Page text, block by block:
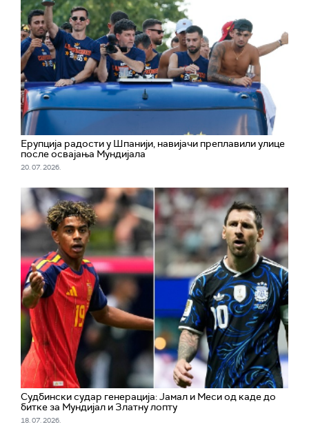
Ерупција радости у Шпанији, навијачи преплавили улице
после освајања Мундијала
20. 07. 2026.
Судбински судар генерација: Јамал и Меси од каде до
битке за Мундијал и Златну лопту
18. 07. 2026.